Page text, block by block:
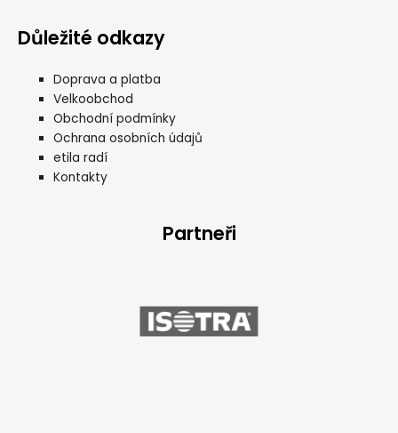
Důležité odkazy
Doprava a platba
Velkoobchod
Obchodní podmínky
Ochrana osobních údajů
etila radí
Kontakty
Partneři